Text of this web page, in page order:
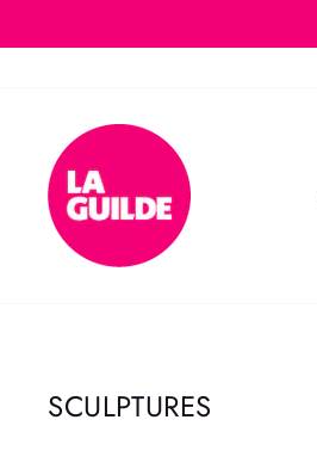
SCULPTURES